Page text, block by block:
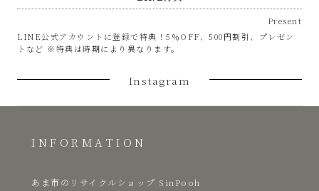
Present
LINE公式アカウントに登録で特典！5％OFF、500円割引、プレゼン
トなど ※特典は時期により異なります。
Instagram
INFORMATION
あま市のリサイクルショップ SinPooh